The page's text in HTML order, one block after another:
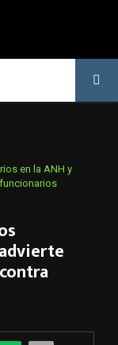
en la ANH y